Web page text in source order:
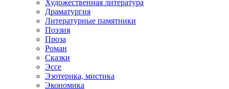
Художественная литература
Драматургия
Литературные памятники
Поэзия
Проза
Роман
Сказки
Эссе
Эзотерика, мистика
Экономика